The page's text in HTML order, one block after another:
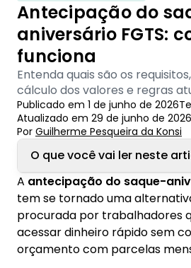
Antecipação do
aniversário FGTS:
funciona
Entenda quais são os
cálculo dos valores e regras
Publicado em 1 de junho de 2026
Atualizado em 29 de junho de 2026
Por Guilherme Pesqueira da Konsi
O que você vai ler neste
1. Antecipação do saque-
como funciona
1.1. Diferença entre
saque-rescisão
A antecipação do saque-
tem se tornado uma
procurada por trabalhadores
acessar dinheiro rápido sem
orçamento com parcelas